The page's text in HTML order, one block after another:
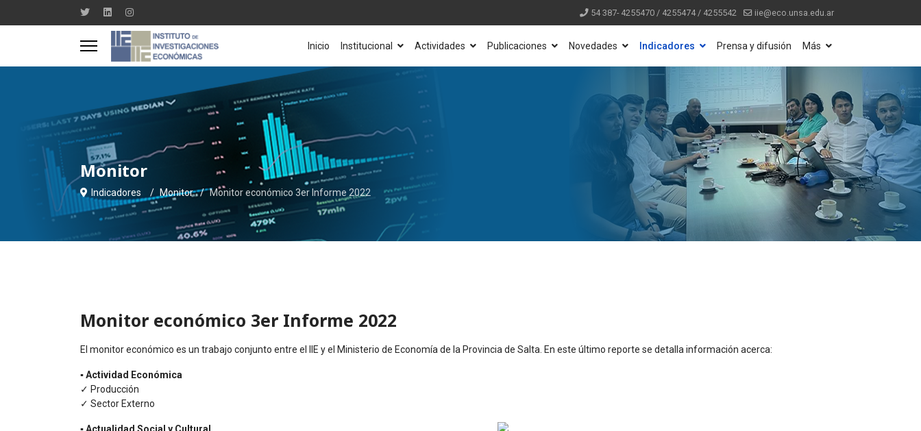
54 387- 4255470 / 4255474 / 4255542 iie@eco.unsa.edu.ar
Inicio Institucional Actividades Publicaciones Novedades Indicadores Prensa y difusión Más
Monitor
Indicadores Monitor Monitor económico 3er Informe 2022
Monitor económico 3er Informe 2022
El monitor económico es un trabajo conjunto entre el IIE y el Ministerio de Economía de la Provincia de Salta. En este último reporte se detalla información acerca:
▪ Actividad Económica
✓ Producción
✓ Sector Externo